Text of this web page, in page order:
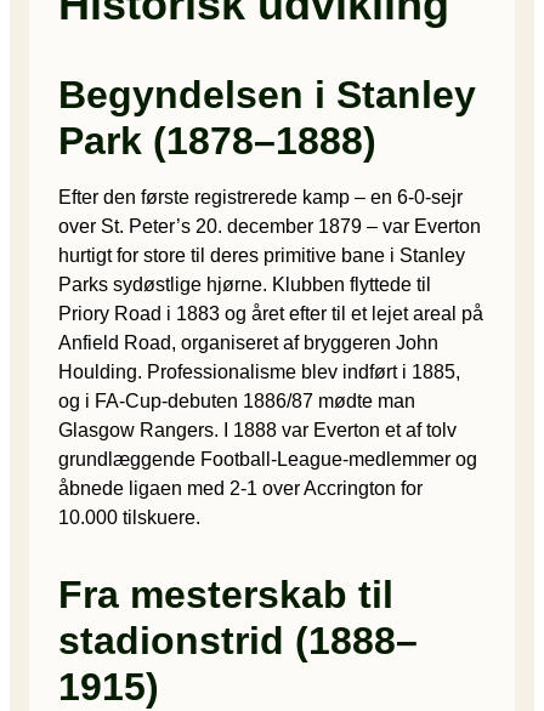
Begyndelsen i Stanley
Park (1878–1888)
Efter den første registrerede kamp – en 6-0-sejr
over St. Peter’s 20. december 1879 – var Everton
hurtigt for store til deres primitive bane i Stanley
Parks sydøstlige hjørne. Klubben flyttede til
Priory Road i 1883 og året efter til et lejet areal på
Anfield Road, organiseret af bryggeren John
Houlding. Professionalisme blev indført i 1885,
og i FA-Cup-debuten 1886/87 mødte man
Glasgow Rangers. I 1888 var Everton et af tolv
grundlæggende Football-League-medlemmer og
åbnede ligaen med 2-1 over Accrington for
10.000 tilskuere.
Fra mesterskab til
stadionstrid (1888–
1915)